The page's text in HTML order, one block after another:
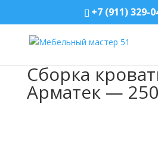
+7 (911) 329-
Сборка
Арматек —